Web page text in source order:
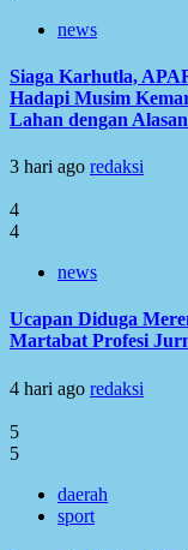
news
Siaga Karhutla,
Hadapi Musim
Lahan dengan
3 hari ago redaksi
4
4
news
Ucapan Diduga
Martabat Profesi
4 hari ago redaksi
5
5
daerah
sport